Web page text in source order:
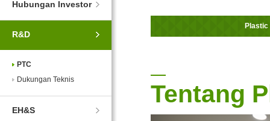
Hubungan Investor
R&D
PTC
Dukungan Teknis
EH&S
Plastic
Tentang